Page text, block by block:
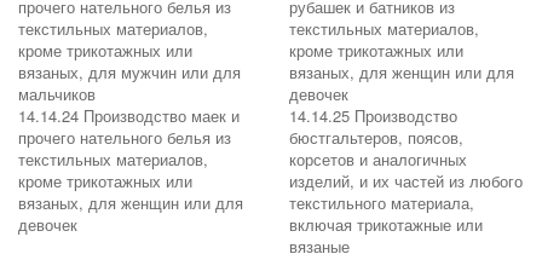
прочего нательного белья из
текстильных материалов,
кроме трикотажных или
вязаных, для мужчин или для
мальчиков
рубашек и батников из
текстильных материалов,
кроме трикотажных или
вязаных, для женщин или для
девочек
14.14.24 Производство маек и
прочего нательного белья из
текстильных материалов,
кроме трикотажных или
вязаных, для женщин или для
девочек
14.14.25 Производство
бюстгальтеров, поясов,
корсетов и аналогичных
изделий, и их частей из любого
текстильного материала,
включая трикотажные или
вязаные